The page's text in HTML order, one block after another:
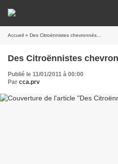
Accueil » Des Citroënnistes chevronnés...
Des Citroënnistes
Publié le 11/01/2011 à 00:00
Par cca.prv